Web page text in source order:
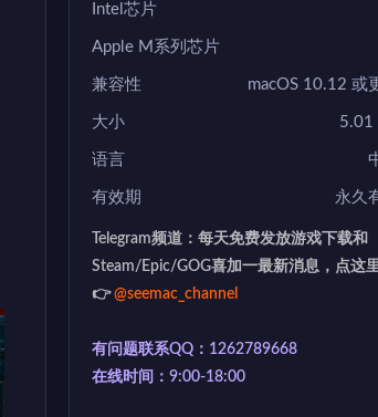
Intel芯片
Apple M系列芯片
兼容性 macOS 10.12 或
大小 5.01
语言
有效期 永久
Telegram频道：每天免费发放游戏下载和
Steam/Epic/GOG喜加一最新消息，点这
👉@seemac_channel
有问题联系QQ：1262789668
在线时间：9:00-18:00